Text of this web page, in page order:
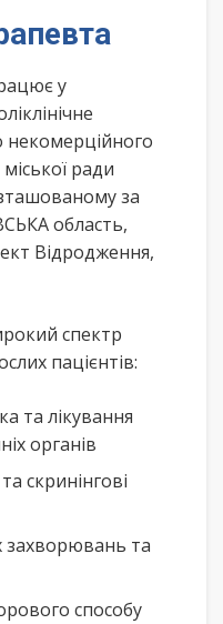
у
некомерційного
ради
за
область,
Відродження,
спектр
пацієнтів:
та лікування
органів
скринінгові
захворювань та
способу